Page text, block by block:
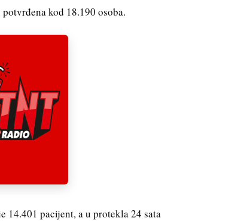
kod 18.190 osoba.
14.401 pacijent, a u protekla 24 sata